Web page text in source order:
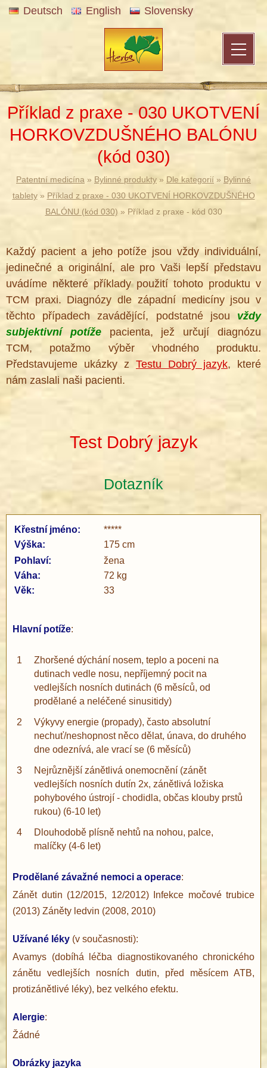
Deutsch English Slovensky
Příklad z praxe - 030 UKOTVENÍ
HORKOVZDUŠNÉHO BALÓNU
(kód 030)
Patentní medicína » Bylinné produkty » Dle kategorií » Bylinné
tablety» Příklad z praxe - 030 UKOTVENÍ HORKOVZDUŠNÉHO
BALÓNU (kód 030) » Příklad z praxe - kód 030
Každý pacient a jeho potíže jsou vždy individuální,
jedinečné a originální, ale pro Vaši lepší představu
uvádíme některé příklady použití tohoto produktu v
TCM praxi. Diagnózy dle západní medicíny jsou v
těchto případech zavádějící, podstatné jsou vždy
subjektivní potížepacienta, jež určují diagnózu
TCM, potažmo výběr vhodného produktu.
Představujeme ukázky z Testu Dobrý jazyk, které
nám zaslali naši pacienti.
Test Dobrý jazyk
Dotazník
Křestní jméno:
*****
Výška:
175 cm
Pohlaví:
žena
Váha:
72 kg
Věk:
33
Hlavní potíže:
1
Zhoršené dýchání nosem, teplo a poceni na
dutinach vedle nosu, nepříjemný pocit na
vedlejších nosních dutinách (6 měsíců, od
prodělané a neléčené sinusitidy)
2
Výkyvy energie (propady), často absolutní
nechuť/neshopnost něco dělat, únava, do druhého
dne odeznívá, ale vrací se (6 měsíců)
3
Nejrůznější zánětlivá onemocnění (zánět
vedlejších nosních dutín 2x, zánětlivá ložiska
pohybového ústrojí - chodidla, občas klouby prstů
rukou) (6-10 let)
4
Dlouhodobě plísně nehtů na nohou, palce,
malíčky (4-6 let)
Prodělané závažné nemoci a operace:
Zánět dutin (12/2015, 12/2012) Infekce močové trubice
(2013) Záněty ledvin (2008, 2010)
Užívané léky (v současnosti):
Avamys (dobíhá léčba diagnostikovaného chronického
zánětu vedlejších nosních dutin, před měsícem ATB,
protizánětlivé léky), bez velkého efektu.
Alergie:
Žádné
Obrázky jazyka
®